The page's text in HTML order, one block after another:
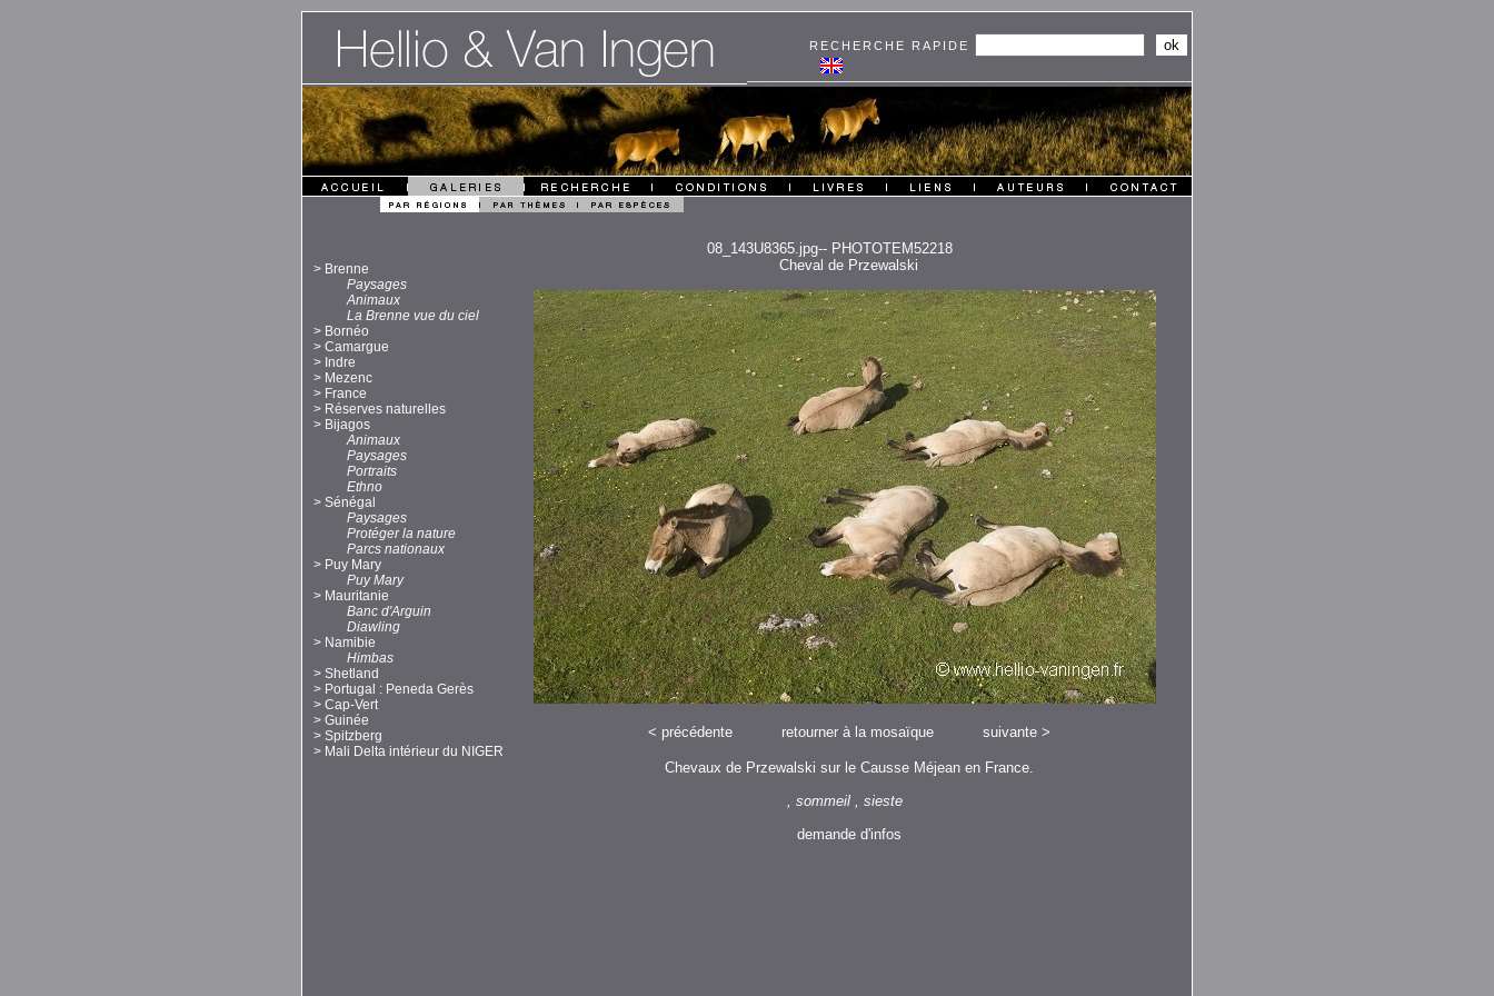
RECHERCHE RAPIDE
08_143U8365.jpg-- PHOTOTEM52218
> Brenne
Paysages
Animaux
La Brenne vue du ciel
> Bornéo
> Camargue
> Indre
> Mezenc
> France
> Réserves naturelles
> Bijagos
Animaux
Paysages
Portraits
Ethno
> Sénégal
Paysages
Protéger la nature
Parcs nationaux
> Puy Mary
Puy Mary
> Mauritanie
Banc d'Arguin
Diawling
> Namibie
Himbas
> Shetland
> Portugal : Peneda Gerès
> Cap-Vert
> Guinée
> Spitzberg
> Mali Delta intérieur du NIGER
Cheval de Przewalski
< précédente retourner à la mosaïque suivante>
Chevaux de Przewalski sur le Causse Méjean en France.
, sommeil , sieste
demande d'infos